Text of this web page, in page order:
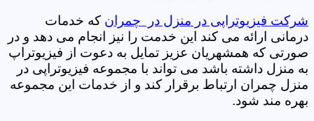
شرکت فیزیوتراپی در منزل در چمران که خدمات
درمانی ارائه می کند این خدمت را نیز انجام می دهد و در
صورتی که همشهریان عزیز تمایل به دعوت از فیزیوتراپ
به منزل داشته باشد می تواند با مجموعه فیزیوتراپی در
منزل چمران ارتباط برقرار کند و از خدمات این مجموعه
بهره مند شود.